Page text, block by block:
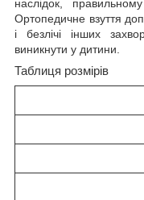
наслідок,
Ортопедичне взуття
і безлічі інших
виникнути у дитини.
Таблиця розмірів